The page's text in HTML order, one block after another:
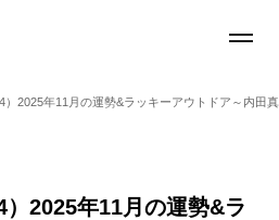
）2025年11月の運勢&ラッキーアウトドア～内田
2025年11月の運勢&ラ